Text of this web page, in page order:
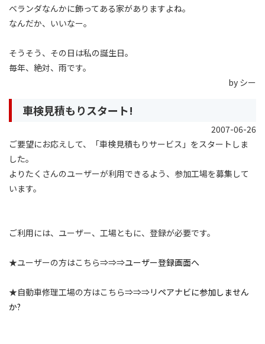
ベランダなんかに飾ってある家がありますよね。
なんだか、いいなー。
そうそう、その日は私の誕生日。
毎年、絶対、雨です。
by シー
車検見積もりスタート!
2007-06-26
ご要望にお応えして、「車検見積もりサービス」をスタートしま
した。
よりたくさんのユーザーが利用できるよう、参加工場を募集して
います。
ご利用には、ユーザー、工場ともに、登録が必要です。
★ユーザーの方はこちら⇒⇒⇒ユーザー登録画面へ
★自動車修理工場の方はこちら⇒⇒⇒リペアナビに参加しません
か?